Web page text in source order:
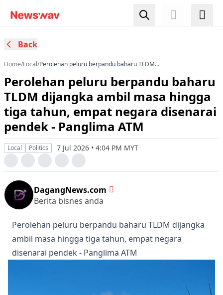
Back
Home/Local/Perolehan peluru berpandu baharu TLDM
negara disenarai pendek - Panglima ATM
Perolehan peluru berpandu baharu
TLDM dijangka ambil masa hingga
tiga tahun, empat negara disenarai
pendek - Panglima ATM
Local Politics 7 Jul 2026 • 4:04 PM MYT
DagangNews.com
Berita bisnes anda
Perolehan peluru berpandu baharu TLDM dijangka
ambil masa hingga tiga tahun, empat negara
disenarai pendek - Panglima ATM